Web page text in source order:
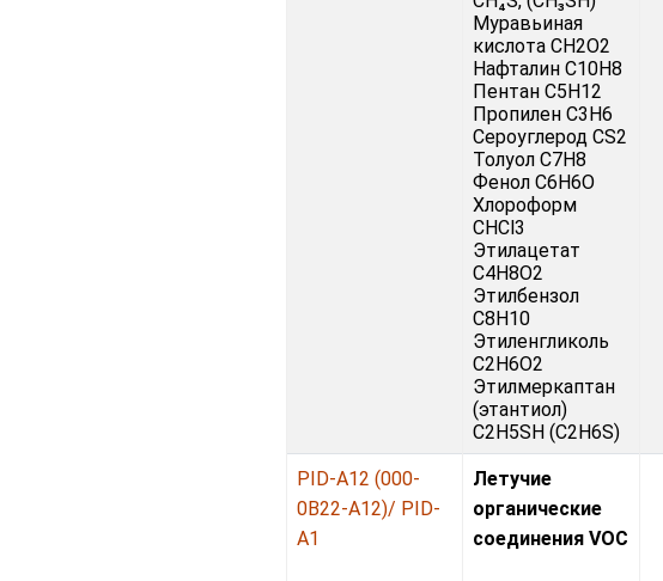
Муравьиная
кислота CH2O2
Нафталин C10H8
Пентан C5H12
Пропилен C3H6
Сероуглерод CS2
Толуол C7H8
Фенол C6H6O
Хлороформ
CHCl3
Этилацетат
C4H8O2
Этилбензол
C8H10
Этиленгликоль
C2H6O2
Этилмеркаптан
(этантиол)
C2H5SH (C2H6S)
PID-A12 (000-
0B22-A12)/ PID-
A1
Летучие
органические
соединения VOC